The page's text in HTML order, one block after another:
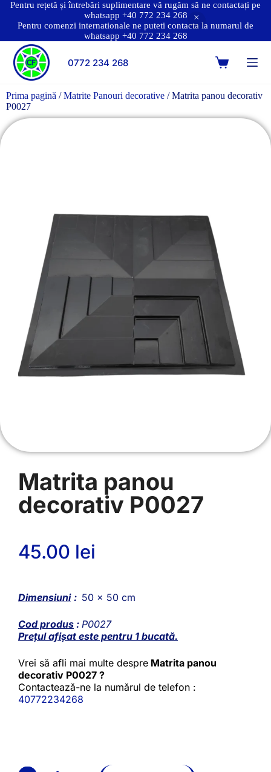
Pentru rețetă și întrebări suplimentare vă rugăm să ne contactați pe
whatsapp +40 772 234 268
Pentru comenzi internationale ne puteti contacta la numarul de
whatsapp +40 772 234 268
0772 234 268
Prima pagină /Matrite Panouri decorative / Matrita panou decorativ
P0027
Matrita panou
decorativ P0027
45.00 lei
Dimensiuni : 50 x 50 cm
Cod produs : P0027
Prețul afișat este pentru 1 bucată.
Vrei să afli mai multe despre Matrita panou
decorativ P0027 ?
Contactează-ne la numărul de telefon :
40772234268